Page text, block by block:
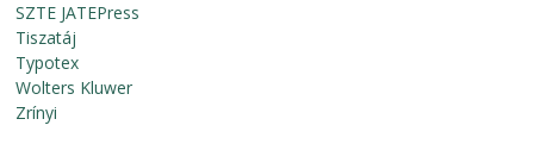
SZTE JATEPress
Tiszatáj
Typotex
Wolters Kluwer
Zrínyi